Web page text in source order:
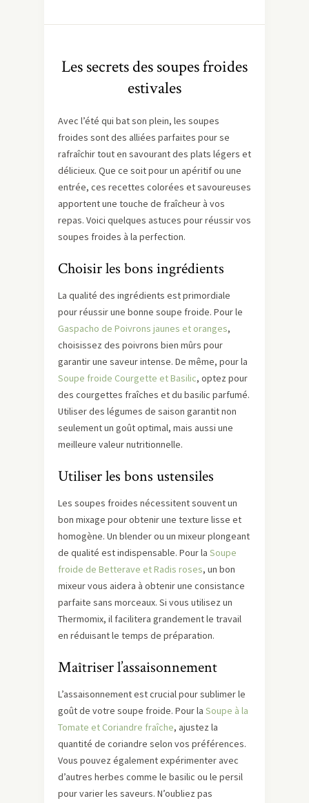
Les secrets des soupes froides
estivales
Avec l’été qui bat son plein, les soupes
froides sont des alliées parfaites pour se
rafraîchir tout en savourant des plats légers et
délicieux. Que ce soit pour un apéritif ou une
entrée, ces recettes colorées et savoureuses
apportent une touche de fraîcheur à vos
repas. Voici quelques astuces pour réussir vos
soupes froides à la perfection.
Choisir les bons ingrédients
La qualité des ingrédients est primordiale
pour réussir une bonne soupe froide. Pour le
Gaspacho de Poivrons jaunes et oranges,
choisissez des poivrons bien mûrs pour
garantir une saveur intense. De même, pour la
Soupe froide Courgette et Basilic, optez pour
des courgettes fraîches et du basilic parfumé.
Utiliser des légumes de saison garantit non
seulement un goût optimal, mais aussi une
meilleure valeur nutritionnelle.
Utiliser les bons ustensiles
Les soupes froides nécessitent souvent un
bon mixage pour obtenir une texture lisse et
homogène. Un blender ou un mixeur plongeant
de qualité est indispensable. Pour la Soupe
froide de Betterave et Radis roses, un bon
mixeur vous aidera à obtenir une consistance
parfaite sans morceaux. Si vous utilisez un
Thermomix, il facilitera grandement le travail
en réduisant le temps de préparation.
Maîtriser l’assaisonnement
L’assaisonnement est crucial pour sublimer le
goût de votre soupe froide. Pour la Soupe à la
Tomate et Coriandre fraîche, ajustez la
quantité de coriandre selon vos préférences.
Vous pouvez également expérimenter avec
d’autres herbes comme le basilic ou le persil
pour varier les saveurs. N’oubliez pas